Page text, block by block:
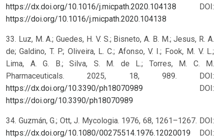
https://dx.doi.org/10.1016/j.micpath.2020.104138
DOI:
https://doi.org/10.1016/j.micpath.2020.104138
33. Luz, M. A.; Guedes, H. V. S.; Bisneto, A. B. M.; Jesus, R. A.
de; Galdino, T. P.; Oliveira, L. C.; Afonso, V. I.; Fook, M. V. L.;
Lima, A. G. B.; Silva, S. M. de L.; Torres, M. C. M.
Pharmaceuticals. 2025, 18, 989. DOI:
https://dx.doi.org/10.3390/ph18070989
DOI:
https://doi.org/10.3390/ph18070989
34. Guzmán, G.; Ott, J. Mycologia. 1976, 68, 1261–1267. DOI:
https://dx.doi.org/10.1080/00275514.1976.12020019
DOI: